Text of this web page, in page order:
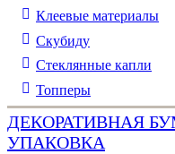
Клеевые материалы
Скубиду
Стеклянные капли
Топперы
ДЕКОРАТИВНАЯ
УПАКОВКА